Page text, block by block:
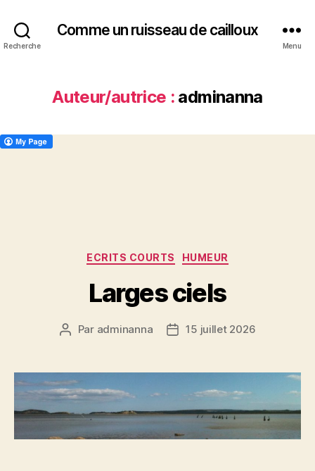
Recherche
Comme un ruisseau de cailloux
Menu
Auteur/autrice : adminanna
Catégories
ECRITS COURTS HUMEUR
Larges ciels
Auteur
Par adminanna
Date15 juillet 2026